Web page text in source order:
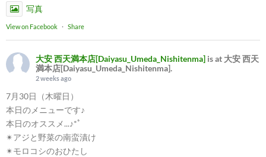
写真
View on Facebook · Share
大安 西天満本店[Daiyasu_Umeda_Nishitenma] is at 大安 西天
満本店[Daiyasu_Umeda_Nishitenma].
2 weeks ago
7月30日（木曜日）
本日のメニューです♪
本日のオススメ...♪*ﾟ
✴︎アジと野菜の南蛮漬け
✴︎モロコシのおひたし